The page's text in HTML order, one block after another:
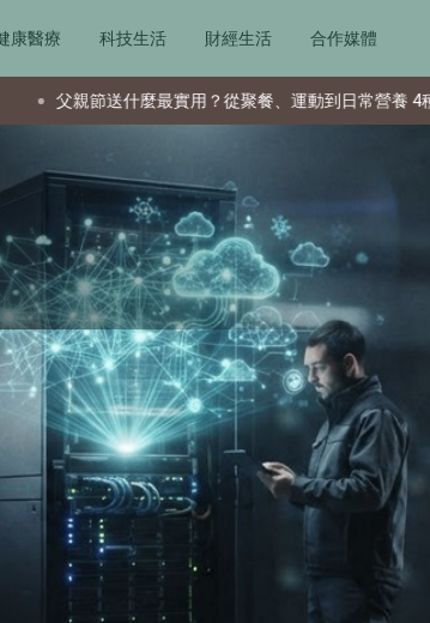
康醫療 科技生活 財經生活 合作媒體
麼最實用？從聚餐、運動到日常營養 4種送禮選擇一次看